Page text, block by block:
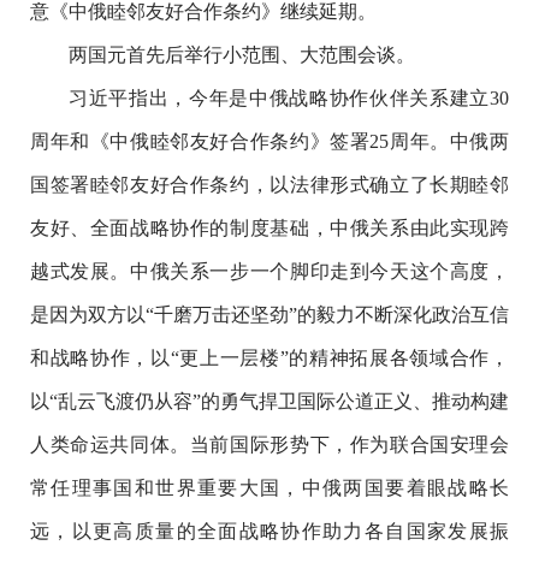
意《中俄睦邻友好合作条约》继续延期。
两国元首先后举行小范围、大范围会谈。
习近平指出，今年是中俄战略协作伙伴关系建立30
周年和《中俄睦邻友好合作条约》签署25周年。中俄两
国签署睦邻友好合作条约，以法律形式确立了长期睦邻
友好、全面战略协作的制度基础，中俄关系由此实现跨
越式发展。中俄关系一步一个脚印走到今天这个高度，
是因为双方以“千磨万击还坚劲”的毅力不断深化政治互信
和战略协作，以“更上一层楼”的精神拓展各领域合作，
以“乱云飞渡仍从容”的勇气捍卫国际公道正义、推动构建
人类命运共同体。当前国际形势下，作为联合国安理会
常任理事国和世界重要大国，中俄两国要着眼战略长
远，以更高质量的全面战略协作助力各自国家发展振